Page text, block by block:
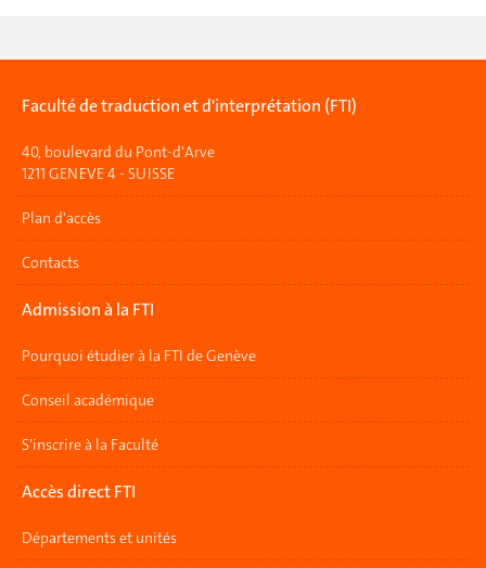
Faculté de traduction et d'interprétation (FTI)
40, boulevard du Pont-d'Arve
1211 GENEVE 4 - SUISSE
Plan d'accès
Contacts
Admission à la FTI
Pourquoi étudier à la FTI de Genève
Conseil académique
S'inscrire à la Faculté
Accès direct FTI
Départements et unités